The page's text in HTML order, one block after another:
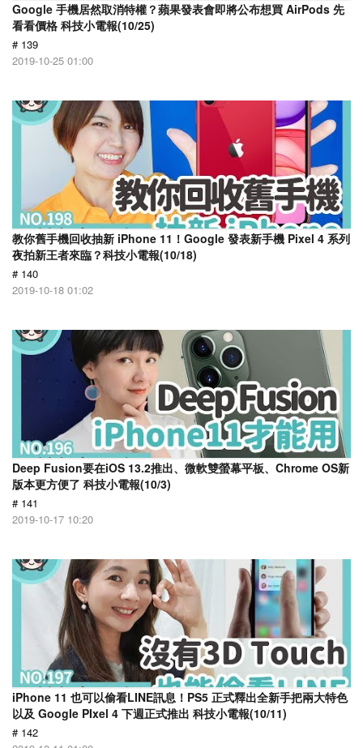
Google 手機居然取消特權？蘋果發表會即將公布想買 AirPods 先
看看價格 科技小電報(10/25)
# 139
2019-10-25 01:00
教你舊手機回收抽新 iPhone 11！Google 發表新手機 Pixel 4 系列
夜拍新王者來臨？科技小電報(10/18)
# 140
2019-10-18 01:02
Deep Fusion要在iOS 13.2推出、微軟雙螢幕平板、Chrome OS新
版本更方便了 科技小電報(10/3)
# 141
2019-10-17 10:20
iPhone 11 也可以偷看LINE訊息！PS5 正式釋出全新手把兩大特色
以及 Google PIxel 4 下週正式推出 科技小電報(10/11)
# 142